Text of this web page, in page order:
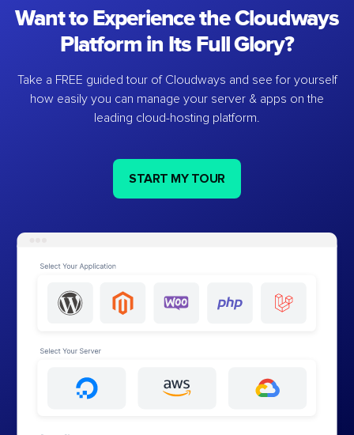
Want to Experience the Cloudways
Platform in Its Full Glory?
Take a FREE guided tour of Cloudways and see for yourself
how easily you can manage your server & apps on the
leading cloud-hosting platform.
START MY TOUR